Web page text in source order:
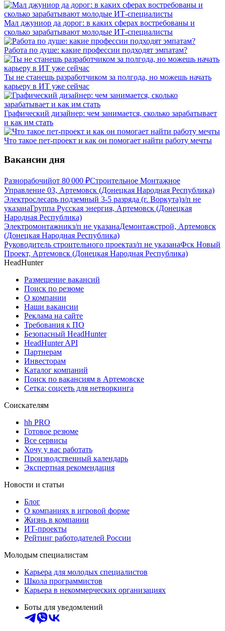
Мал джуниор да дорог: в каких сферах востребованы и
сколько зарабатывают молодые ИТ-специалисты
Работа по душе: какие профессии подходят эмпатам?
Ты не станешь разработчиком за полгода, но можешь начать
карьеру в ИТ уже сейчас
Графический дизайнер: чем занимается, сколько зарабатывает
и как им стать
Что такое пет-проект и как он помогает найти работу мечты
Вакансии дня
Разнорабочийот 80 000 ₽Строительное Монтажное
Управление 03, Артемовск (Донецкая Народная Республика)
Электрослесарь подземный 3-5 разряда (г. Воркута)з/п не
указанаГруппа Русская энергия, Артемовск (Донецкая
Народная Республика)
Электромонтажникз/п не указанаДемонтажстрой, Артемовск
(Донецкая Народная Республика)
Руководитель строительного проектаз/п не указанаФск Новый
Проект, Артемовск (Донецкая Народная Республика)
HeadHunter
Размещение вакансий
Поиск по резюме
О компании
Наши вакансии
Реклама на сайте
Требования к ПО
Безопасный HeadHunter
HeadHunter API
Партнерам
Инвесторам
Каталог компаний
Поиск по вакансиям в Артемовске
Сетка: соцсеть для нетворкинга
Соискателям
hh PRO
Готовое резюме
Все сервисы
Хочу у вас работать
Производственный календарь
Экспертная рекомендация
Новости и статьи
Блог
О компаниях в игровой форме
Жизнь в компании
ИТ-проекты
Рейтинг работодателей России
Молодым специалистам
Карьера для молодых специалистов
Школа программистов
Карьера в некоммерческих организациях
Боты для уведомлений